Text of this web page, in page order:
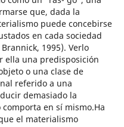
que, dada la
puede concebirse
en cada sociedad
1995). Verlo
ella una predisposición
o una clase de
referido a una
demasiado la
en sí mismo.Ha
el materialismo